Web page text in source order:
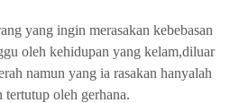
yang ingin merasakan kebebasan
oleh kehidupan yang kelam,diluar
namun yang ia rasakan hanyalah
oleh gerhana.